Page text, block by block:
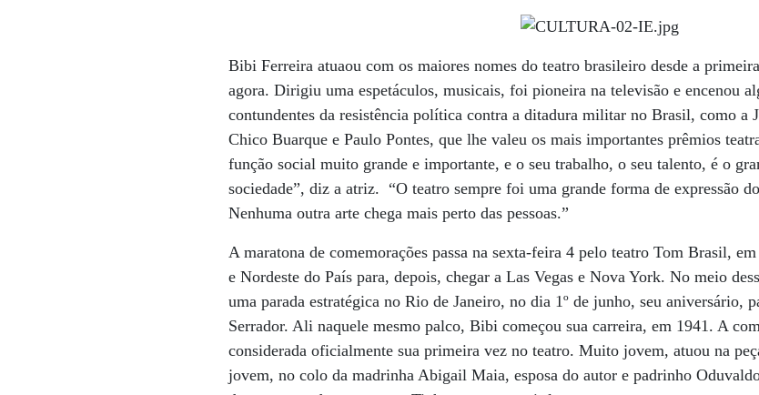
Bibi Ferreira atuaou com os maiores nomes do teatro brasileiro desde a
agora. Dirigiu uma espetáculos, musicais, foi pioneira na televisão e encenou
contundentes da resistência política contra a ditadura militar no Brasil, como a
Chico Buarque e Paulo Pontes, que lhe valeu os mais importantes prêmios
função social muito grande e importante, e o seu trabalho, o seu talento, é o
sociedade”, diz a atriz. “O teatro sempre foi uma grande forma de expressão
Nenhuma outra arte chega mais perto das pessoas.”
A maratona de comemorações passa na sexta-feira 4 pelo teatro Tom Brasil,
e Nordeste do País para, depois, chegar a Las Vegas e Nova York. No meio
uma parada estratégica no Rio de Janeiro, no dia 1º de junho, seu aniversário,
Serrador. Ali naquele mesmo palco, Bibi começou sua carreira, em 1941. A
considerada oficialmente sua primeira vez no teatro. Muito jovem, atuou na
jovem, no colo da madrinha Abigail Maia, esposa do autor e padrinho